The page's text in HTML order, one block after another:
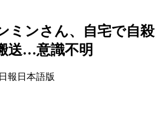
ミンさん、自宅で自殺
送…意識不明
報日本語版